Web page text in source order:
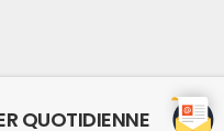
QUOTIDIENNE